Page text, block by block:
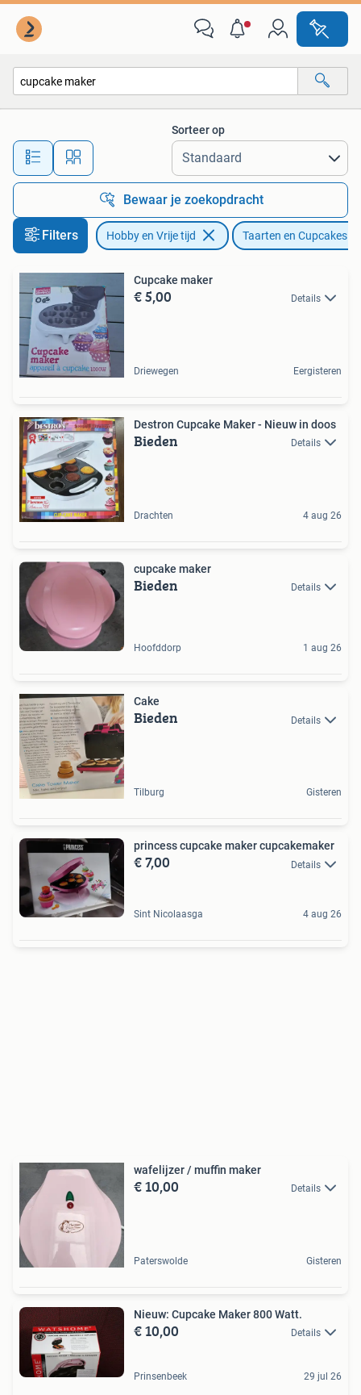
Alle afstanden…
Sorteer op
Bewaar je zoekopdracht
Filters Hobby en Vrije tijd Taarten en Cupcakes
Cupcake maker
€ 5,00 Details
Driewegen Eergisteren
Destron Cupcake Maker - Nieuw in doos
Bieden Details
Drachten 4 aug 26
cupcake maker
Bieden Details
Hoofddorp 1 aug 26
Cake
Bieden Details
Tilburg Gisteren
princess cupcake maker cupcakemaker
€ 7,00 Details
Sint Nicolaasga 4 aug 26
wafelijzer / muffin maker
€ 10,00 Details
Paterswolde Gisteren
Nieuw: Cupcake Maker 800 Watt.
€ 10,00 Details
Prinsenbeek 29 jul 26